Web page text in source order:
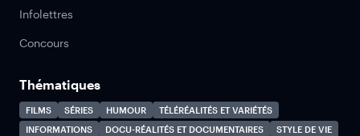
Infolettres
Concours
Thématiques
FILMS SÉRIES HUMOUR
TÉLÉRÉALITÉS ET VARIÉTÉS
INFORMATIONS
DOCU-RÉALITÉS ET DOCUMENTAIRES
STYLE DE VIE